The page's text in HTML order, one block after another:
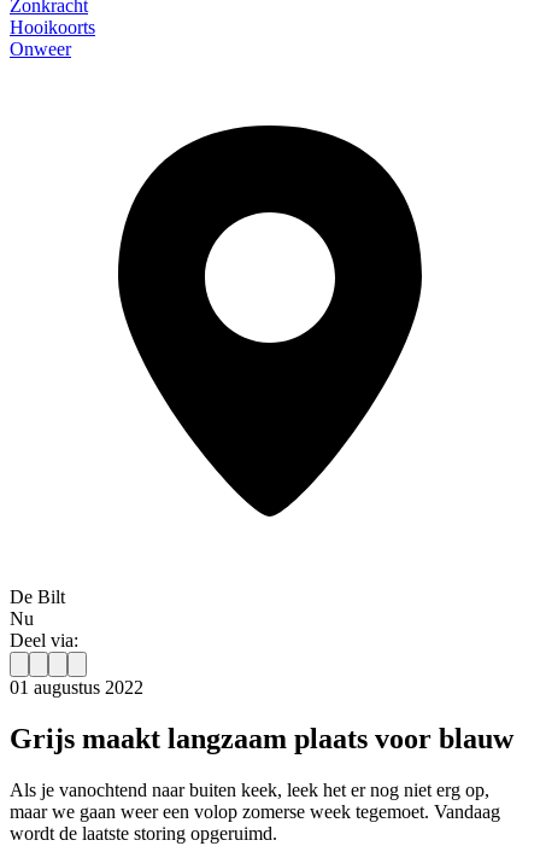
Zonkracht
Hooikoorts
Onweer
De Bilt
Nu
Deel via:
01 augustus 2022
Grijs maakt langzaam plaats voor blauw
Als je vanochtend naar buiten keek, leek het er nog niet erg op,
maar we gaan weer een volop zomerse week tegemoet. Vandaag
wordt de laatste storing opgeruimd.